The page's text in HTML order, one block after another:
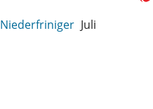
Niederfriniger Juli